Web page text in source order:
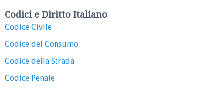
Codici e Diritto Italiano
Codice Civile
Codice del Consumo
Codice della Strada
Codice Penale